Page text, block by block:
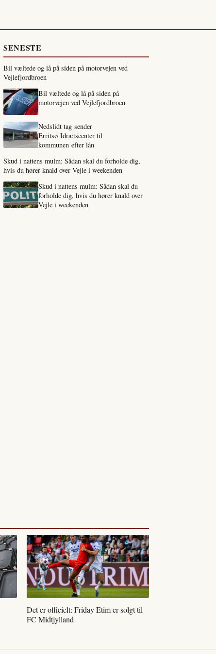
SENESTE
Bil væltede og lå på siden på motorvejen ved
Vejlefjordbroen
Bil væltede og lå på siden på
motorvejen ved Vejlefjordbroen
Nedslidt tag sender
Erritsø Idrætscenter til
kommunen efter lån
Skud i nattens mulm: Sådan skal du forholde dig,
hvis du hører knald over Vejle i weekenden
Skud i nattens mulm: Sådan skal du
forholde dig, hvis du hører knald over
Vejle i weekenden
Det er officielt: Friday Etim er solgt til
FC Midtjylland